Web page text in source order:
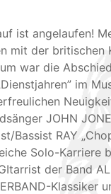
ist angelaufen!
mit der britischen
war die
im
JOHN
Bassist RAY
Solo-Karriere
der Band
Klassiker